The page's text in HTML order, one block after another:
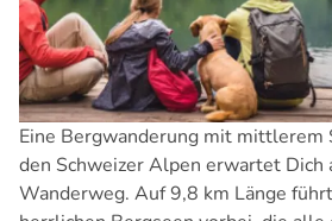
Eine Bergwanderung mit mittlerem
den Schweizer Alpen erwartet Dich
Wanderweg. Auf 9,8 km Länge